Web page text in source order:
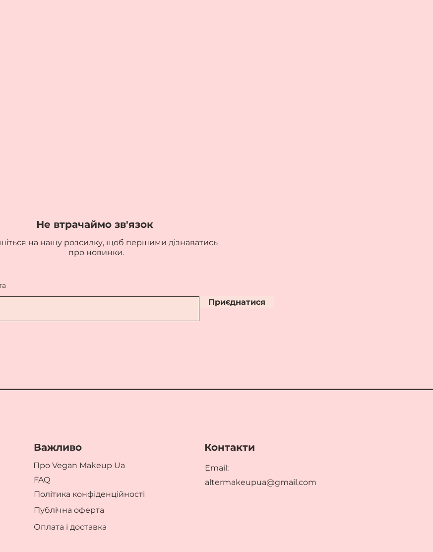
Не втрачаймо зв'язок
на нашу розсилку, щоб першими дізнаватись
про новинки.
Приєднатися
Важливо
Про Vegan Makeup Ua
FAQ
Публічна оферта
Політика конфіденційності
Оплата і доставка
Контакти
Email:
altermakeupua@gmail.com